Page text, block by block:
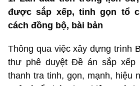
được sắp xếp, tinh gọn tổ
cách đồng bộ, bài bản
Thông qua việc xây dựng trình
thư phê duyệt Đề án sắp xếp
thanh tra tinh, gọn, mạnh, hiệu